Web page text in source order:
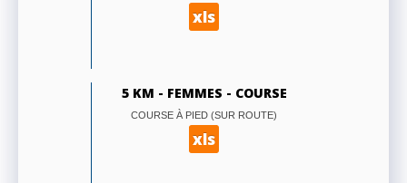
xls
5 KM - FEMMES - COURSE
COURSE À PIED (SUR ROUTE)
xls